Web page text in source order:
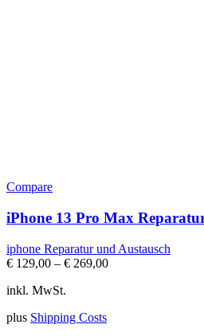
Compare
iPhone 13 Pro Max
iphone Reparatur und Austausch
€ 129,00 – € 269,00
inkl. MwSt.
plus Shipping Costs